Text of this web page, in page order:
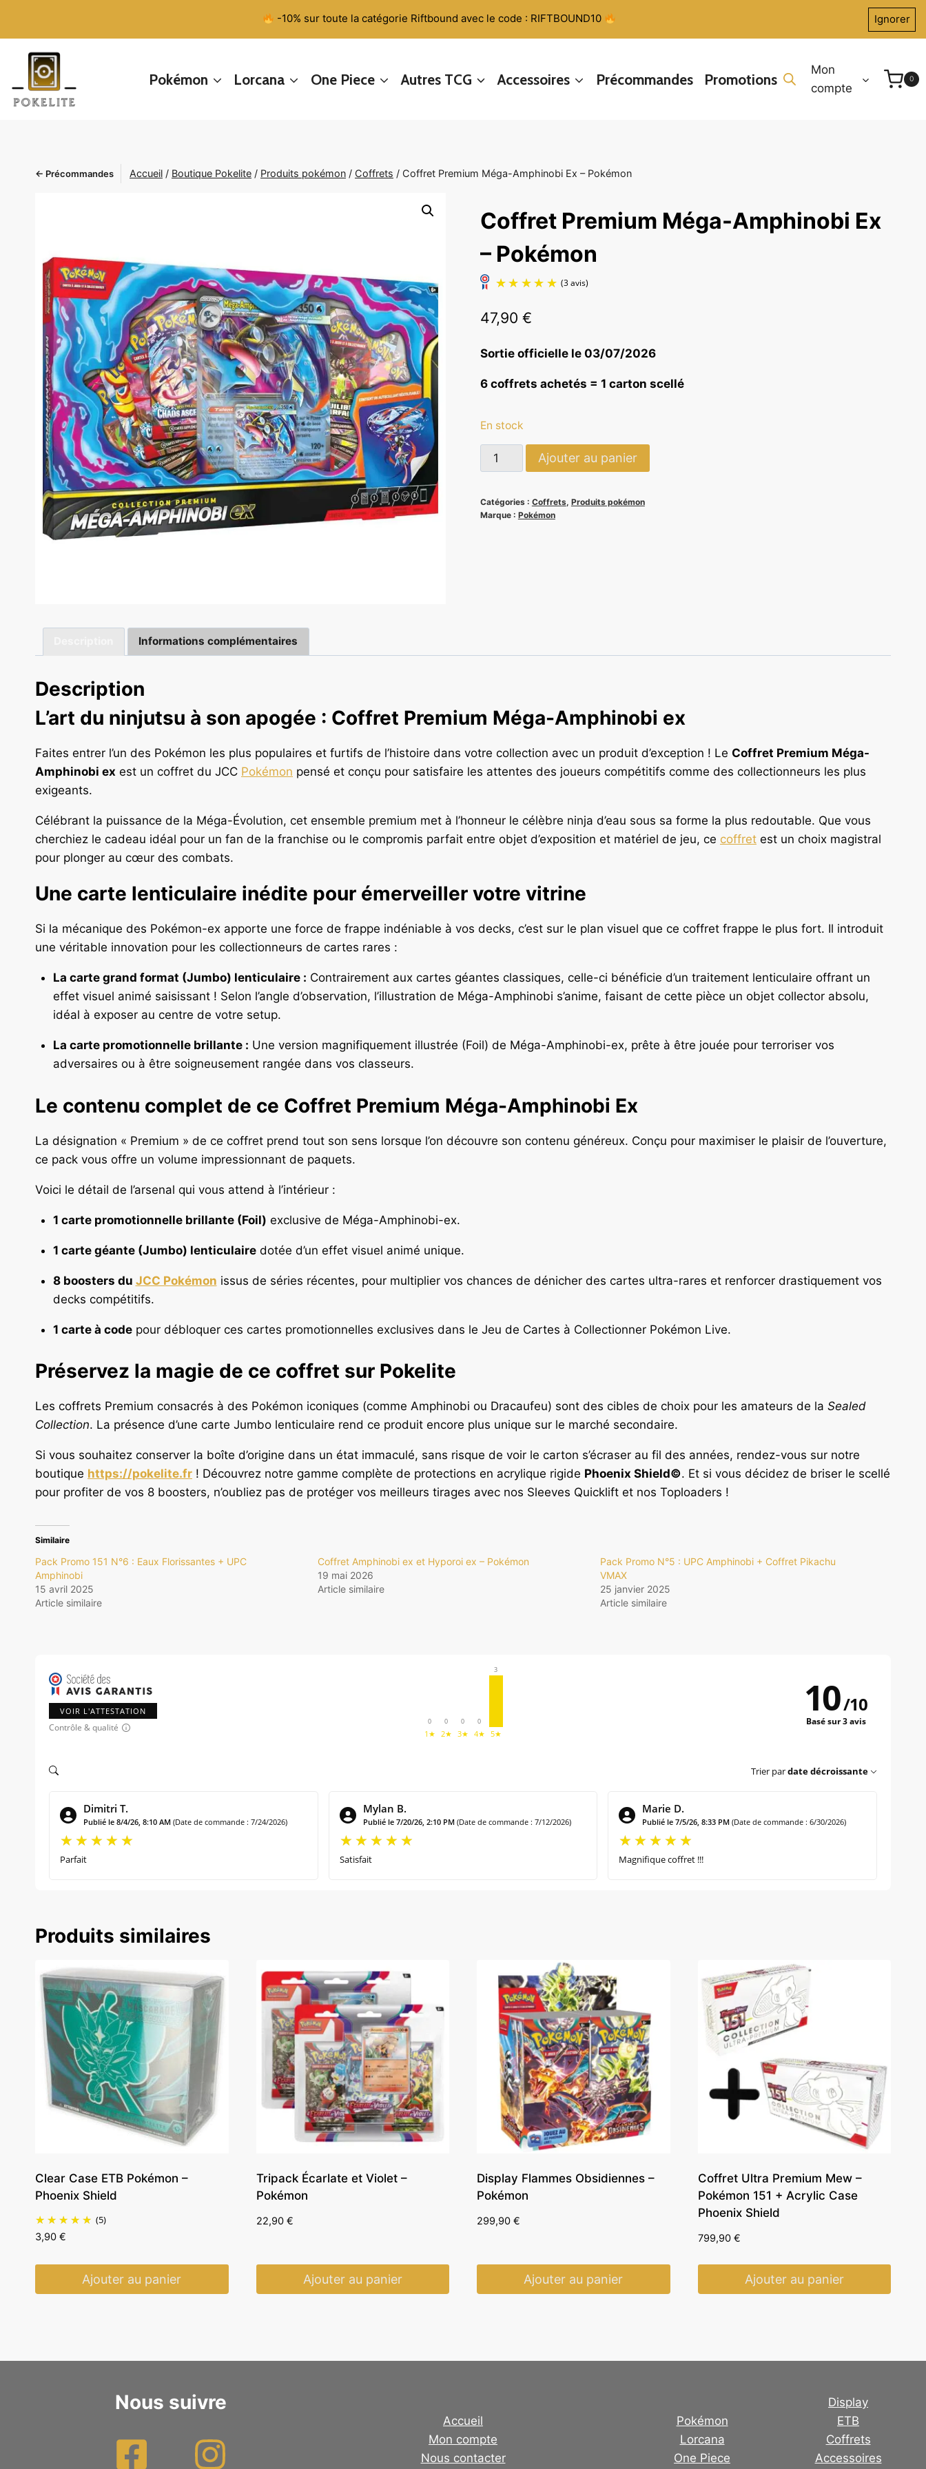
-10% sur toute la catégorie Riftbound avec le code : RIFTBOUND10 Ignorer
Pokémon Lorcana One Piece Autres TCG Accessoires Précommandes Promotions
Mon
compte
0
← Précommandes Accueil / Boutique Pokelite / Produits pokémon / Coffrets / Coffret Premium Méga-Amphinobi Ex – Pokémon
Coffret Premium Méga-Amphinobi Ex
– Pokémon
47,90 €
Sortie officielle le 03/07/2026
6 coffrets achetés = 1 carton scellé
En stock
quantité
de
Premium
Ajouter au panier
Catégories : Coffrets, Produits pokémon
Marque : Pokémon
Informations complémentaires
Description
L’art du ninjutsu à son apogée : Coffret Premium Méga-Amphinobi ex
Faites entrer l’un des Pokémon les plus populaires et furtifs de l’histoire dans votre collection avec un produit d’exception ! Le Coffret Premium Méga-
Amphinobi ex est un coffret du JCC Pokémon pensé et conçu pour satisfaire les attentes des joueurs compétitifs comme des collectionneurs les plus
exigeants.
Célébrant la puissance de la Méga-Évolution, cet ensemble premium met à l’honneur le célèbre ninja d’eau sous sa forme la plus redoutable. Que vous
cherchiez le cadeau idéal pour un fan de la franchise ou le compromis parfait entre objet d’exposition et matériel de jeu, ce coffret est un choix magistral
pour plonger au cœur des combats.
Une carte lenticulaire inédite pour émerveiller votre vitrine
Si la mécanique des Pokémon-ex apporte une force de frappe indéniable à vos decks, c’est sur le plan visuel que ce coffret frappe le plus fort. Il introduit
une véritable innovation pour les collectionneurs de cartes rares :
La carte grand format (Jumbo) lenticulaire : Contrairement aux cartes géantes classiques, celle-ci bénéficie d’un traitement lenticulaire offrant un
effet visuel animé saisissant ! Selon l’angle d’observation, l’illustration de Méga-Amphinobi s’anime, faisant de cette pièce un objet collector absolu,
idéal à exposer au centre de votre setup.
La carte promotionnelle brillante : Une version magnifiquement illustrée (Foil) de Méga-Amphinobi-ex, prête à être jouée pour terroriser vos
adversaires ou à être soigneusement rangée dans vos classeurs.
Le contenu complet de ce Coffret Premium Méga-Amphinobi Ex
La désignation « Premium » de ce coffret prend tout son sens lorsque l’on découvre son contenu généreux. Conçu pour maximiser le plaisir de l’ouverture,
ce pack vous offre un volume impressionnant de paquets.
Voici le détail de l’arsenal qui vous attend à l’intérieur :
1 carte promotionnelle brillante (Foil) exclusive de Méga-Amphinobi-ex.
1 carte géante (Jumbo) lenticulairedotée d’un effet visuel animé unique.
8 boosters du JCC Pokémon issus de séries récentes, pour multiplier vos chances de dénicher des cartes ultra-rares et renforcer drastiquement vos
decks compétitifs.
1 carte à codepour débloquer ces cartes promotionnelles exclusives dans le Jeu de Cartes à Collectionner Pokémon Live.
Préservez la magie de ce coffret sur Pokelite
Les coffrets Premium consacrés à des Pokémon iconiques (comme Amphinobi ou Dracaufeu) sont des cibles de choix pour les amateurs de la Sealed
Collection. La présence d’une carte Jumbo lenticulaire rend ce produit encore plus unique sur le marché secondaire.
Si vous souhaitez conserver la boîte d’origine dans un état immaculé, sans risque de voir le carton s’écraser au fil des années, rendez-vous sur notre
boutique https://pokelite.fr ! Découvrez notre gamme complète de protections en acrylique rigide Phoenix Shield©. Et si vous décidez de briser le scellé
pour profiter de vos 8 boosters, n’oubliez pas de protéger vos meilleurs tirages avec nos Sleeves Quicklift et nos Toploaders !
Similaire
Pack Promo 151 N°6 : Eaux Florissantes + UPC
Amphinobi
15 avril 2025
Article similaire
Coffret Amphinobi ex et Hyporoi ex – Pokémon
19 mai 2026
Article similaire
Pack Promo N°5 : UPC Amphinobi + Coffret Pikachu
VMAX
25 janvier 2025
Article similaire
VOIR L'ATTESTATION
Contrôle & qualité
0
1★
0
2★
0
3★
0
4★
3
5★
10/10
Basé sur 3 avis
Trier pardate décroissante
Dimitri T.
Publié le 8/4/26, 8:10 AM (Date de commande : 7/24/2026)
Parfait
Mylan B.
Publié le 7/20/26, 2:10 PM (Date de commande : 7/12/2026)
Satisfait
Marie D.
Publié le 7/5/26, 8:33 PM (Date de commande : 6/30/2026)
Magnifique coffret !!!
Produits similaires
Clear Case ETB Pokémon –
Phoenix Shield
(5)
3,90 €
Ajouter au panier
Tripack Écarlate et Violet –
Pokémon
22,90 €
Ajouter au panier
Display Flammes Obsidiennes –
Pokémon
299,90 €
Ajouter au panier
Coffret Ultra Premium Mew –
Pokémon 151 + Acrylic Case
Phoenix Shield
799,90 €
Ajouter au panier
Nous suivre
Accueil
Mon compte
Nous contacter
Pokémon
Lorcana
One Piece
Display
ETB
Coffrets
Accessoires